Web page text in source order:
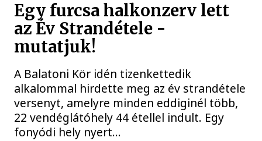
Egy furcsa halkonzerv lett
az Év Strandétele -
mutatjuk!
A Balatoni Kör idén tizenkettedik
alkalommal hirdette meg az év strandétele
versenyt, amelyre minden eddiginél több,
22 vendéglátóhely 44 étellel indult. Egy
fonyódi hely nyert...